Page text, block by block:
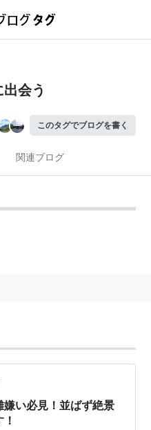
会う
このタグでブログを書く
関連ブログ
嫌い必見！並ばず絶景